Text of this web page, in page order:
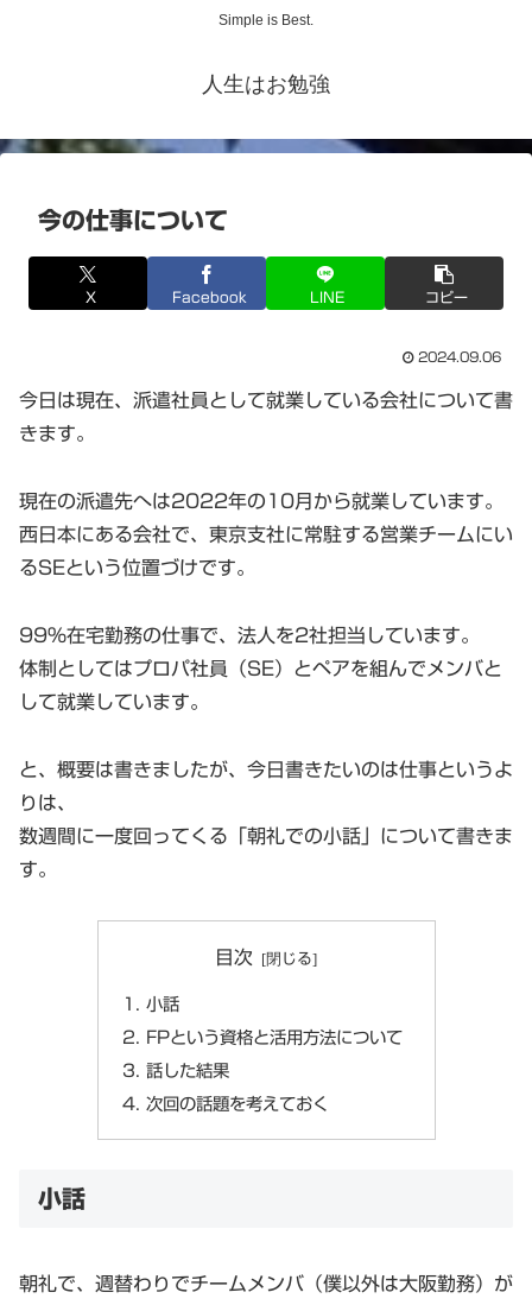
Simple is Best.
人生はお勉強
今の仕事について
X Facebook LINE コピー
2024.09.06
今日は現在、派遣社員として就業している会社について書
きます。
現在の派遣先へは2022年の10月から就業しています。
西日本にある会社で、東京支社に常駐する営業チームにい
るSEという位置づけです。
99％在宅勤務の仕事で、法人を2社担当しています。
体制としてはプロパ社員（SE）とペアを組んでメンバと
して就業しています。
と、概要は書きましたが、今日書きたいのは仕事というよ
りは、
数週間に一度回ってくる「朝礼での小話」について書きま
す。
目次
小話
FPという資格と活用方法について
話した結果
次回の話題を考えておく
小話
朝礼で、週替わりでチームメンバ（僕以外は大阪勤務）が